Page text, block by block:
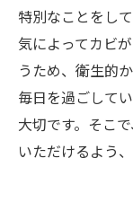
特別なことをし
気によってカビ
うため、衛生的
毎日を過ごして
大切です。そこ
いただけるよう